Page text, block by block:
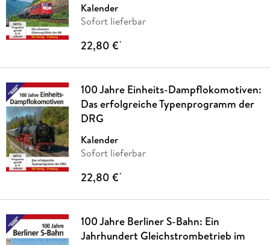
Kalender
Sofort lieferbar
22,80 €*
100 Jahre Einheits-Dampflokomotiven:
Das erfolgreiche Typenprogramm der
DRG
Kalender
Sofort lieferbar
22,80 €*
100 Jahre Berliner S-Bahn: Ein
Jahrhundert Gleichstrombetrieb im